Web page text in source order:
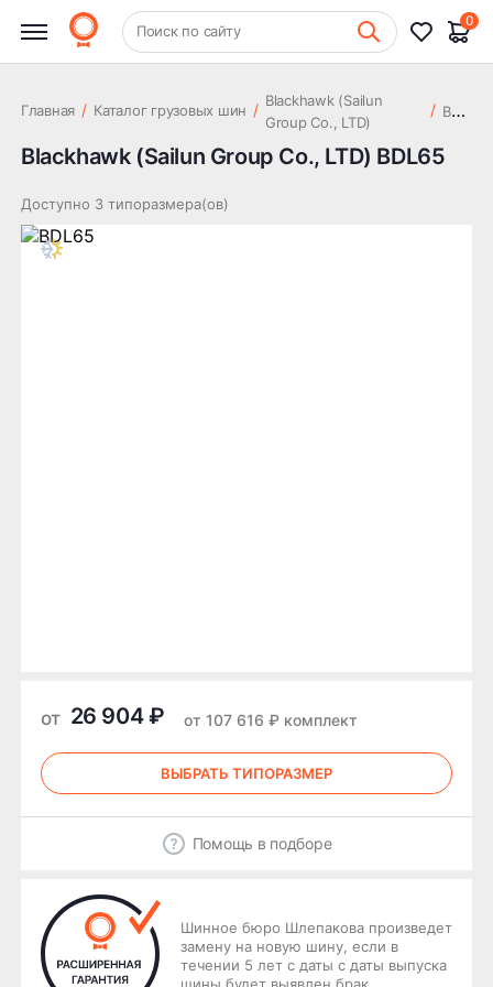
+7 (831) 261-35-35 Шиномонтаж
Поиск по сайту
0
Главная / Каталог грузовых шин / Blackhawk (Sailun
Group Co., LTD)
/ B
DL65
Blackhawk (Sailun Group Co., LTD) BDL65
Доступно 3 типоразмера(ов)
от 26 904 ₽ от 107 616 ₽ комплект
ВЫБРАТЬ ТИПОРАЗМЕР
Помощь в подборе
Шинное бюро Шлепакова произведет
замену на новую шину, если в
течении 5 лет с даты с даты выпуска
шины будет выявлен брак.